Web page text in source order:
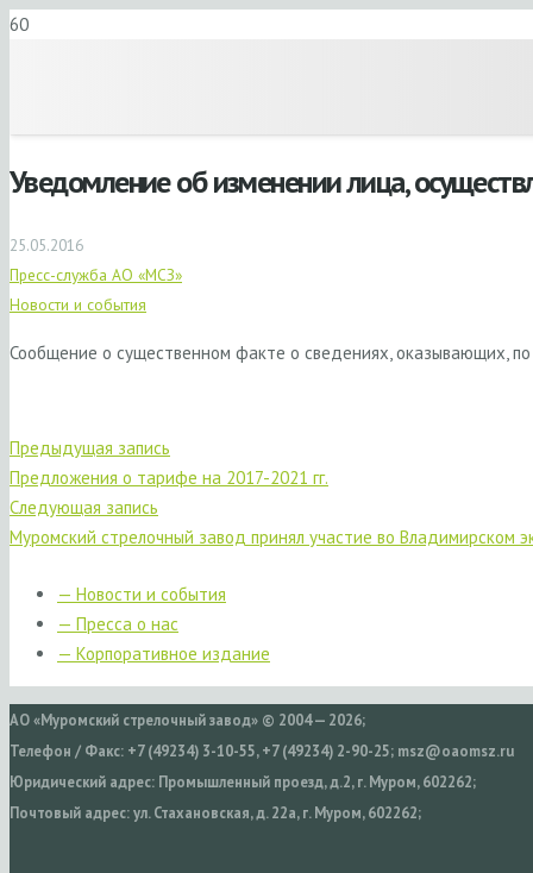
Уведомление об изменении лица,
25.05.2016
Пресс-служба АО «МСЗ»
Новости и события
Сообщение о существенном факте о сведениях, оказывающих,
Предыдущая запись
Предложения о тарифе на 2017-2021 гг.
Следующая запись
Муромский стрелочный завод принял участие во Владимирском
— Новости и события
— Пресса о нас
— Корпоративное издание
АО «Муромский стрелочный завод» © 2004 — 2026;
Телефон / Факс: +7 (49234) 3-10-55, +7 (49234) 2-90-25; msz@oaomsz.ru
Юридический адрес: Промышленный проезд, д.2, г. Муром, 602262;
Почтовый адрес: ул. Стахановская, д. 22а, г. Муром, 602262;